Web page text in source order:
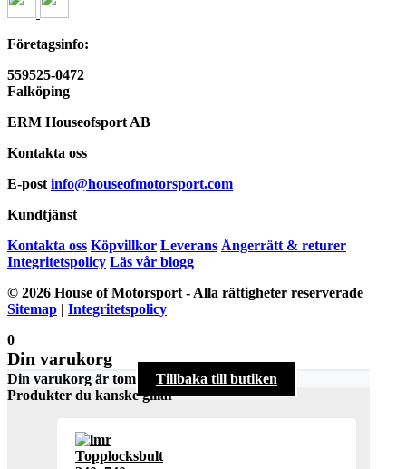
Företagsinfo:
559525-0472
Falköping
ERM Houseofsport AB
Kontakta oss
E-post info@houseofmotorsport.com
Kundtjänst
Kontakta oss Köpvillkor Leverans Ångerrätt & returer
Integritetspolicy Läs vår blogg
© 2026 House of Motorsport - Alla rättigheter reserverade
Sitemap | Integritetspolicy
0
Din varukorg
Din varukorg är tom
Tillbaka till butiken
Produkter du kanske gillar